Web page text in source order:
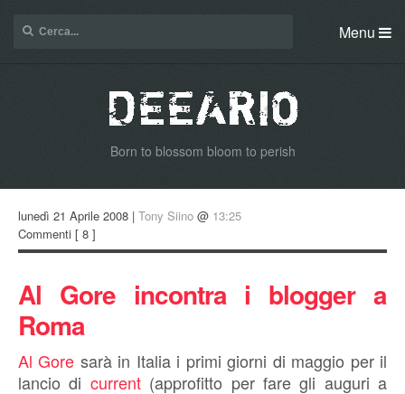
Menu
Born to blossom bloom to perish
lunedì 21 Aprile 2008 | Tony Siino @ 13:25
Commenti [ 8 ]
Al Gore incontra i blogger a
Roma
Al Gore sarà in Italia i primi giorni di maggio per il
lancio di current(approfitto per fare gli auguri a